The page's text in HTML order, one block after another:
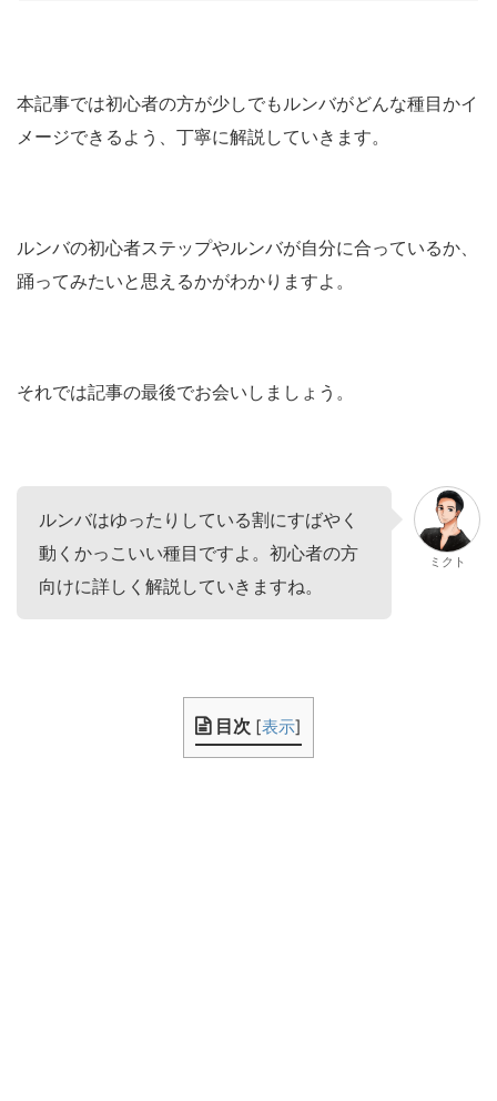
本記事では初心者の方が少しでもルンバがどんな種目かイ
メージできるよう、丁寧に解説していきます。
ルンバの初心者ステップやルンバが自分に合っているか、
踊ってみたいと思えるかがわかりますよ。
それでは記事の最後でお会いしましょう。
ルンバはゆったりしている割にすばやく
動くかっこいい種目ですよ。初心者の方
向けに詳しく解説していきますね。
ミクト
目次 [表示]